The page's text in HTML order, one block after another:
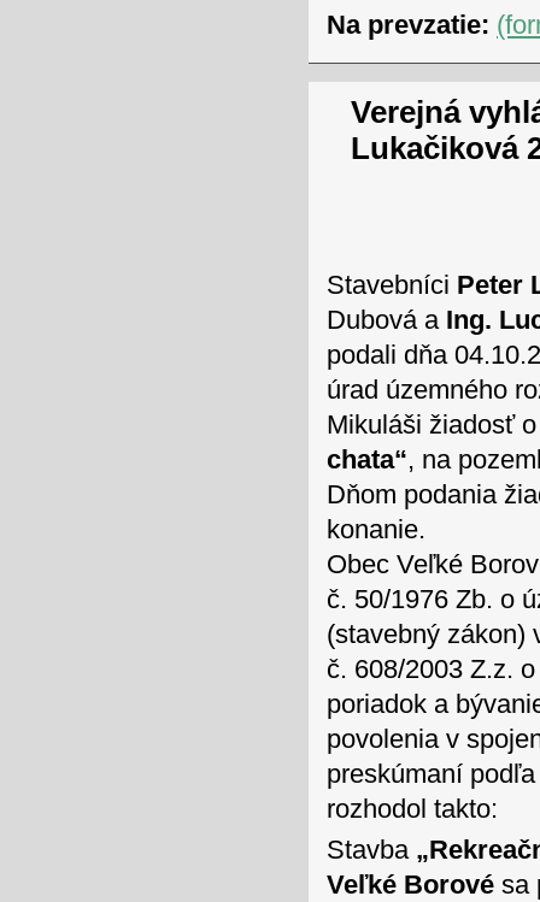
Na prevzatie:
Verejná
Lukačiková
Stavebníci Peter
Dubová a Ing.
podali dňa
úrad územného
Mikuláši žiadosť
chata“, na
Dňom podania
konanie.
Obec Veľké
č. 50/1976 Zb. o
(stavebný zákon)
č. 608/2003 Z.z.
poriadok a
povolenia v
preskúmaní
rozhodol takto:
Stavba
Veľké Borové sa